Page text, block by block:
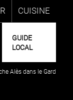
CUISINE
GUIDE
LOCAL
Alès dans le Gard